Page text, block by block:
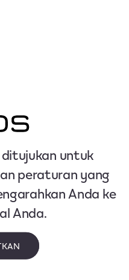
untuk
peraturan yang
Anda ke
Anda.